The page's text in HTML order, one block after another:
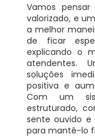
Vamos
valorizado, e
a melhor
de ficar
explicando o
atendentes.
soluções
positiva e
Com um
estruturado,
sente ouvido
para mantê-lo